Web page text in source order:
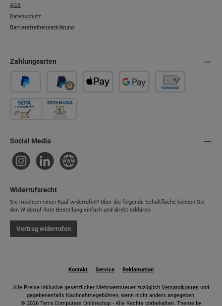
AGB
Datenschutz
Barrierefreiheitserklärung
Zahlungsarten
Social Media
Instagram LinkedIn Website
Widerrufsrecht
Sie möchten einen Kauf widerrufen? Über die folgende Schaltfläche können Sie
den Widerruf Ihrer Bestellung einfach und direkt erklären.
Vertrag widerrufen
Kontakt Service Reklamation
Alle Preise inklusive gesetzlicher Mehrwertsteuer zuzüglich Versandkosten und
gegebenenfalls Nachnahmegebühren, wenn nicht anders angegeben.
© 2026 Terra Computers Onlineshop - Alle Rechte vorbehalten. Theme by